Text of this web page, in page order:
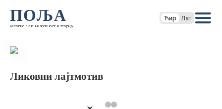
ПОЉА
часопис за књижевност и теорију
Ћир Лат
Ликовни лајтмотив